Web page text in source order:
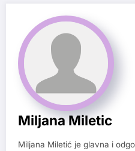
Miljana Miletic
Miljana Miletić je glavna i